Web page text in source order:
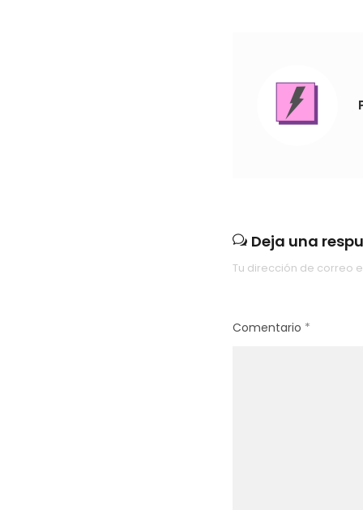
Deja una
Tu dirección de correo
Comentario *